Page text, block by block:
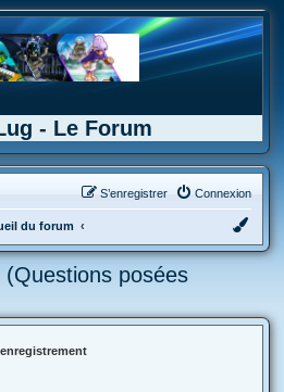
- Le Forum
Connexion
S’enregistrer
du forum
posées